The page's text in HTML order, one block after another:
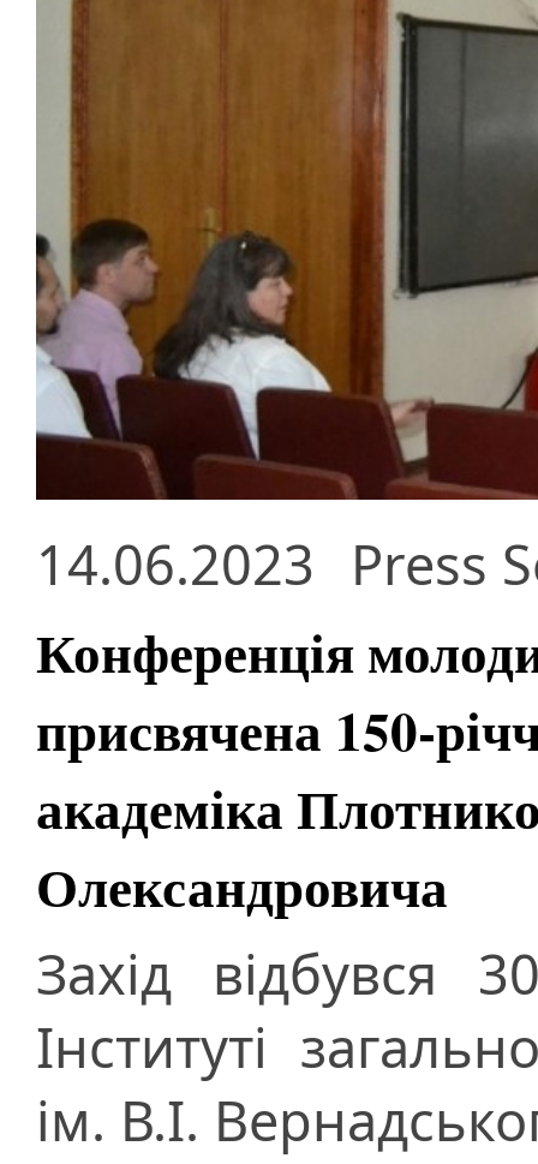
14.06.2023 Press
Конференція
присвячена 150-
академіка
Олександровича
Захід відбувся
Інституті
ім. В.І.